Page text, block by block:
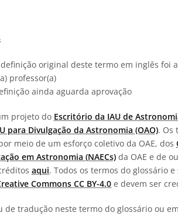
original deste termo em inglês foi
professor(a)
ainda aguarda aprovação
projeto do Escritório da IAU de
para Divulgação da Astronomia (OAO). Os
meio de um esforço coletivo da OAE, dos
em Astronomia (NAECs) da OAE e de
aqui. Todos os termos do glossário
Commons CC BY-4.0 e devem ser
de tradução neste termo do glossário ou